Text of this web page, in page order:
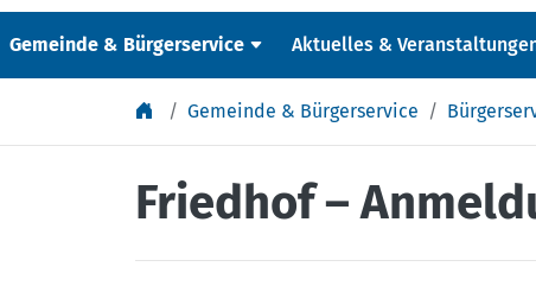
Gemeinde & Bürgerservice Aktuelles &
Gemeinde & Bürgerservice
Friedhof –